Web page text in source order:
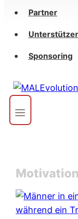
Partner
Sponsoring